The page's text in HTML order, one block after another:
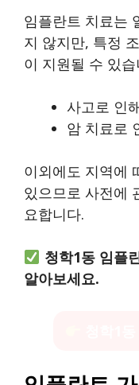
임플란트 치료는
지 않지만, 특정
이 지원될 수 있
사고로 인
암 치료로
이외에도 지역에
있으므로 사전에
요합니다.
청학1동 임플
알아보세요.